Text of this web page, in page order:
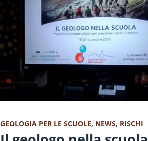
GEOLOGIA PER LE SCUOLE, NEWS, RISCHI